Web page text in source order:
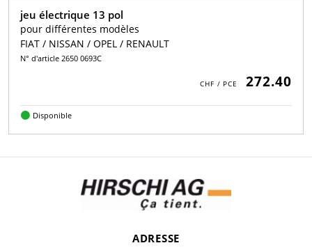
jeu électrique 13 pol
pour différentes modèles
FIAT / NISSAN / OPEL / RENAULT
N° d'article 2650 0693C
272.40
Disponible
ADRESSE